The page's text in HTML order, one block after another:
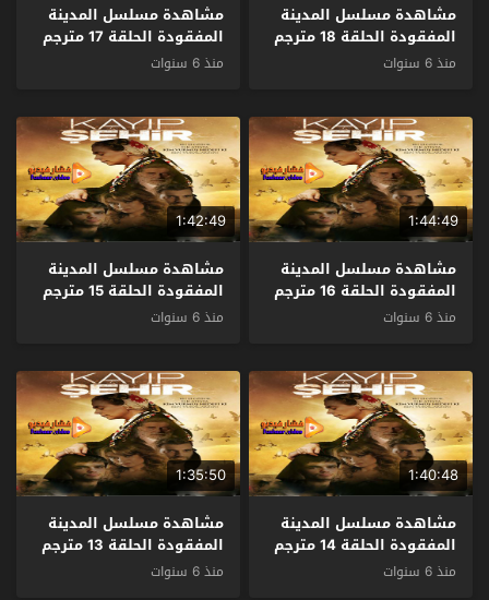
مشاهدة مسلسل المدينة
المفقودة الحلقة 18 مترجم
منذ 6 سنوات
مشاهدة مسلسل المدينة
المفقودة الحلقة 17 مترجم
منذ 6 سنوات
1:44:49
مشاهدة مسلسل المدينة
المفقودة الحلقة 16 مترجم
منذ 6 سنوات
1:42:49
مشاهدة مسلسل المدينة
المفقودة الحلقة 15 مترجم
منذ 6 سنوات
1:40:48
مشاهدة مسلسل المدينة
المفقودة الحلقة 14 مترجم
منذ 6 سنوات
1:35:50
مشاهدة مسلسل المدينة
المفقودة الحلقة 13 مترجم
منذ 6 سنوات